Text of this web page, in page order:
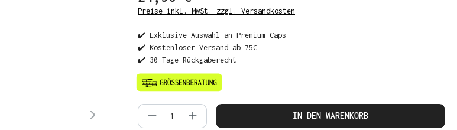
Preise inkl. MwSt. zzgl. Versandkosten
✔️ Exklusive Auswahl an Premium Caps
✔️ Kostenloser Versand ab 75€
✔️ 30 Tage Rückgaberecht
Produkt Anzahl: Gib den gewünschten Wert
IN DEN WARENKORB